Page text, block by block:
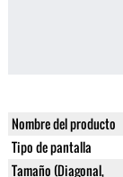
Nombre del producto
Tipo de pantalla
Tamaño (Diagonal,